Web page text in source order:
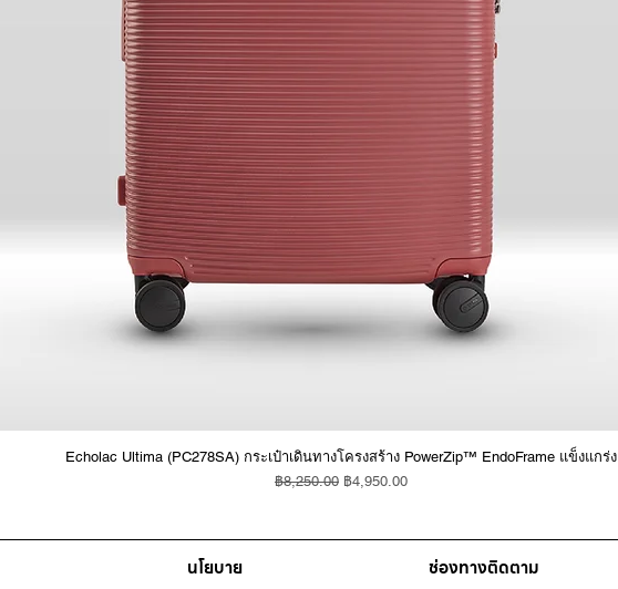
ดูข้อมูลด่วน
Echolac Ultima (PC278SA) กระเป๋าเดินทางโครงสร้าง PowerZip™ EndoFrame แข็งแกร่ง
ราคาปกติ
฿8,250.00 ราคาขายลด
฿4,950.00
นโยบาย ช่องทางติดตาม